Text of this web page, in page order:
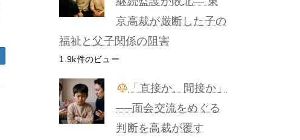
京高裁が厳断した子の
福祉と父子関係の阻害
1.9k件のビュー
「直接か、間接か」
──面会交流をめぐる
判断を高裁が覆す